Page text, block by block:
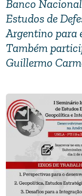
Banco
Estudos de
Argentino para
Também
Guillermo